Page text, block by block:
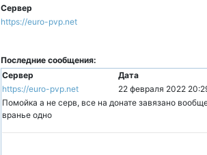
Сервер
https://euro-pvp.net
Последние сообщения:
Сервер
Дата
https://euro-pvp.net
22 февраля 2022
Помойка а не серв, все на донате завязано
вранье одно